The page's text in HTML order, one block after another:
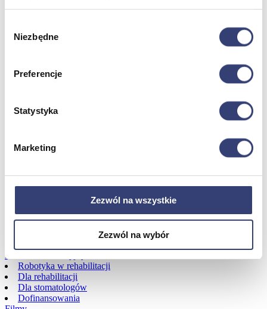
zgody
Niezbędne
Preferencje
Statystyka
Marketing
Zezwól na wszystkie
Zezwól na wybór
Urządzenia
Zobacz wszystko
Wróć
Robot rehabilitacyjny ROBERT®
Robotyka w rehabilitacji
Dla rehabilitacji
Dla stomatologów
Dofinansowania